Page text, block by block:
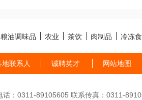
粮油调味品 农业 茶饮 肉制品 冷冻
地联系人 诚聘英才 网站地图
话：0311-89105605 联系传真：0311-